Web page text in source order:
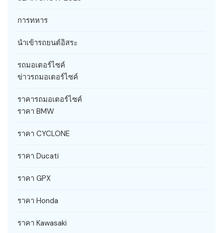
การทหาร
นำเข้ารถยนต์อิสระ
รถมอเตอร์ไซค์
ข่าวรถมอเตอร์ไซค์
ราคารถมอเตอร์ไซค์
ราคา BMW
ราคา CYCLONE
ราคา Ducati
ราคา GPX
ราคา Honda
ราคา Kawasaki